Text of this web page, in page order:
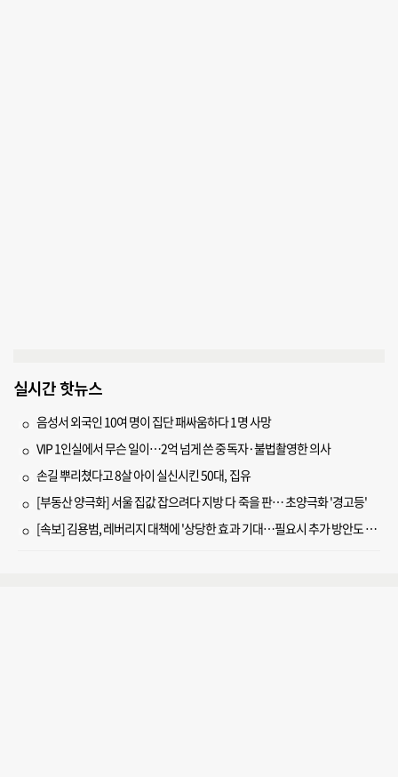
실시간 핫뉴스
음성서 외국인 10여 명이 집단 패싸움하다 1명 사망
VIP 1인실에서 무슨 일이…2억 넘게 쓴 중독자·불법촬영한 의사
손길 뿌리쳤다고 8살 아이 실신시킨 50대, 집유
[부동산 양극화] 서울 집값 잡으려다 지방 다 죽을 판… 초양극화 '경고등'
[속보] 김용범, 레버리지 대책에 '상당한 효과 기대…필요시 추가 방안도 검토'